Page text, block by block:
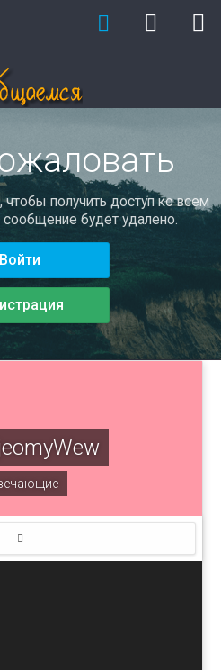
чтобы получить доступ ко всем
будет удалено.
Войти